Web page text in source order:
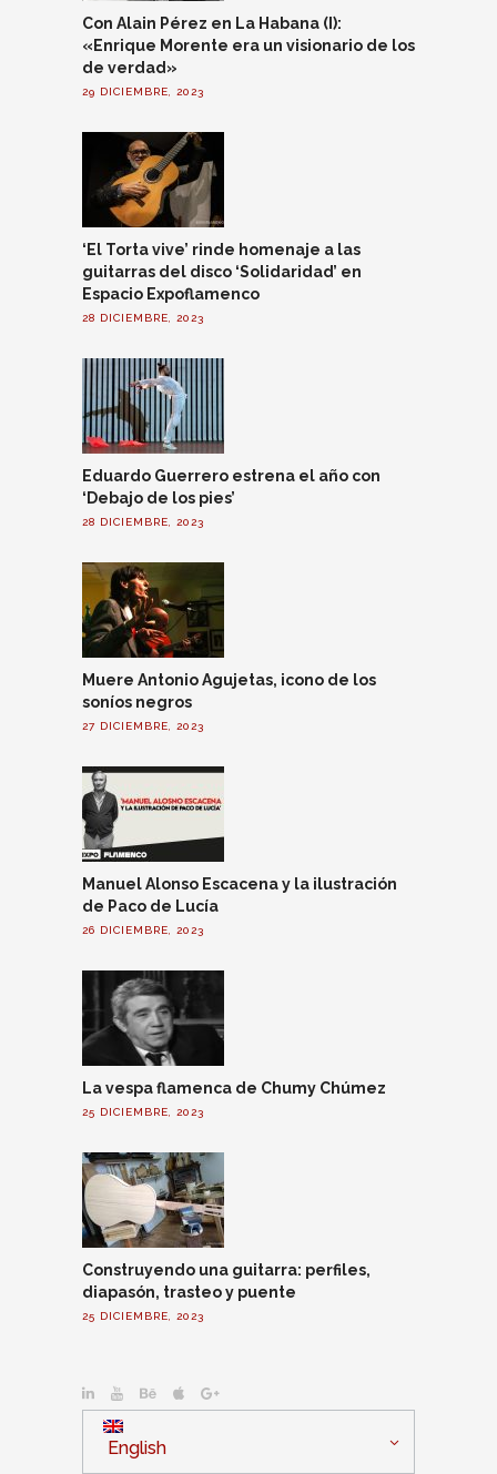
Con Alain Pérez en La Habana (I):
«Enrique Morente era un visionario de los
de verdad»
29 DICIEMBRE, 2023
‘El Torta vive’ rinde homenaje a las
guitarras del disco ‘Solidaridad’ en
Espacio Expoflamenco
28 DICIEMBRE, 2023
Eduardo Guerrero estrena el año con
‘Debajo de los pies’
28 DICIEMBRE, 2023
Muere Antonio Agujetas, icono de los
soníos negros
27 DICIEMBRE, 2023
Manuel Alonso Escacena y la ilustración
de Paco de Lucía
26 DICIEMBRE, 2023
La vespa flamenca de Chumy Chúmez
25 DICIEMBRE, 2023
Construyendo una guitarra: perfiles,
diapasón, trasteo y puente
25 DICIEMBRE, 2023
English